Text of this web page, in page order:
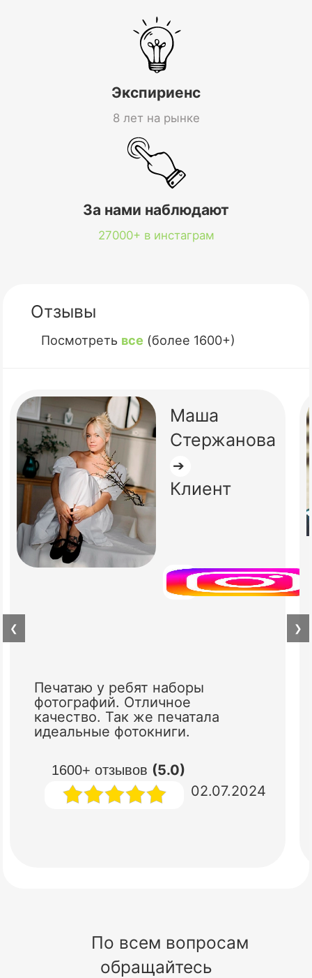
Экспириенс
8 лет на рынке
За нами наблюдают
27000+ в инстаграм
Отзывы
Посмотреть все (более 1600+)
Маша
Стержанова
➔
Клиент
1600+ отзывов (5.0)
Печатаю у ребят наборы
фотографий. Отличное
качество. Так же печатала
идеальные фотокниги.
02.07.2024
❮ ❯
По всем вопросам
обращайтесь